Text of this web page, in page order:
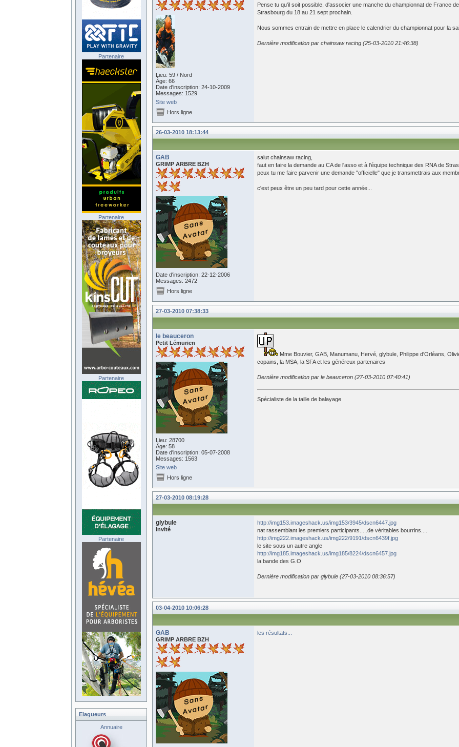
Lieu: 59 / Nord
Âge: 66
Date d'inscription: 24-10-2009
Messages: 1529
Site web
Pense tu qu'il soit possible, d'associer une manche du championnat de France
Strasbourg du 18 au 21 sept prochain.
Nous sommes entrain de mettre en place le calendrier du championnat pour la
Dernière modification par chainsaw racing (25-03-2010 21:46:38)
Hors ligne
26-03-2010 18:13:44
GAB
GRIMP ARBRE BZH
Date d'inscription: 22-12-2006
Messages: 2472
salut chainsaw racing,
faut en faire la demande au CA de l'asso et à l'équipe technique des RNA de
peux tu me faire parvenir une demande "officielle" que je transmettrais aux
c'est peux être un peu tard pour cette année...
Hors ligne
27-03-2010 07:38:33
le beauceron
Petit Lémurien
Lieu: 28700
Âge: 58
Date d'inscription: 05-07-2008
Messages: 1563
Site web
Mme Bouvier, GAB, Manumanu, Hervé, glybule, Philippe d'Orléans,
copains, la MSA, la SFA et les généreux partenaires
Dernière modification par le beauceron (27-03-2010 07:40:41)
Spécialiste de la taille de balayage
Hors ligne
27-03-2010 08:19:28
glybule
Invité
http://img153.imageshack.us/img153/3945/dscn6447.jpg
nat rassemblant les premiers participants.....de véritables bourrins....
http://img222.imageshack.us/img222/9191/dscn6439f.jpg
le site sous un autre angle
http://img185.imageshack.us/img185/8224/dscn6457.jpg
la bande des G.O
Dernière modification par glybule (27-03-2010 08:36:57)
03-04-2010 10:06:28
GAB
GRIMP ARBRE BZH
les résultats...
Partenaire
Partenaire
Partenaire
Partenaire
Elagueurs
Annuaire